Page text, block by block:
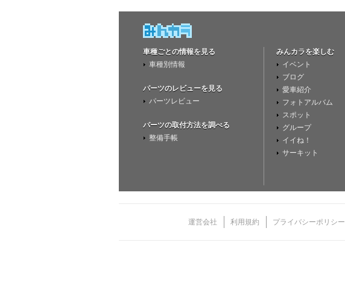
車種ごとの情報を見る
車種別情報
パーツのレビューを見る
パーツレビュー
パーツの取付方法を調べる
整備手帳
みんカラを楽しむ
イベント
ブログ
愛車紹介
フォトアルバム
スポット
グループ
イイね！
サーキット
運営会社 利用規約 プライバシーポリシー